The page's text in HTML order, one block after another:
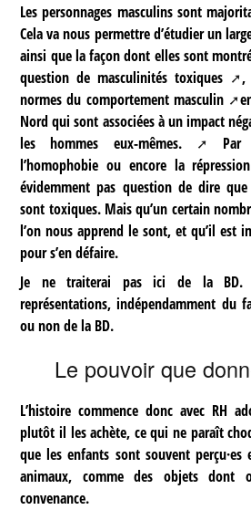
Les personnages masculins sont
Cela va nous permettre d’étudier un
ainsi que la façon dont elles sont
question de masculinités toxiques ,
normes du comportement masculin
Nord qui sont associées à unimpact
les hommes eux-mêmes.
Par
l’homophobie ou encore la
évidemment pas question de dire
sont toxiques. Mais qu’un certain
l’on nous apprend le sont, et qu’il est
pour s’en défaire.
Je ne traiterai pas ici de la BD.
représentations, indépendamment du
ou non de la BD.
Le pouvoir que
L’histoire commence donc avec RH
plutôt il les achète, ce qui ne paraît
que les enfants sont souvent perçu·es
animaux, comme des objets dont
convenance.